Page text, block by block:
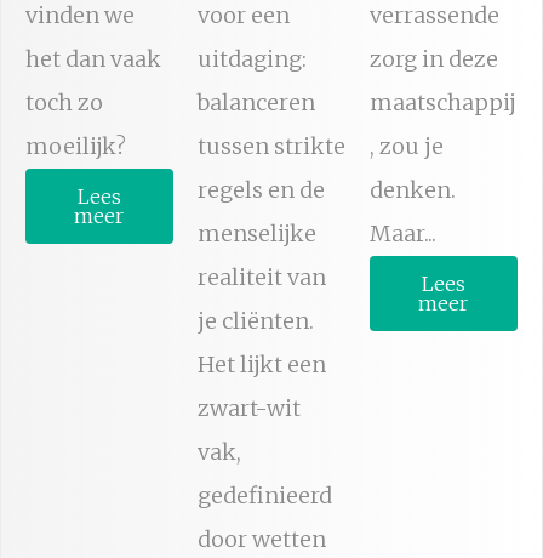
vinden we
het dan vaak
toch zo
moeilijk?
Lees
meer
voor een
uitdaging:
balanceren
tussen strikte
regels en de
menselijke
realiteit van
je cliënten.
Het lijkt een
zwart-wit
vak,
gedefinieerd
door wetten
verrassende
zorg in deze
maatschappij
, zou je
denken.
Maar...
Lees
meer